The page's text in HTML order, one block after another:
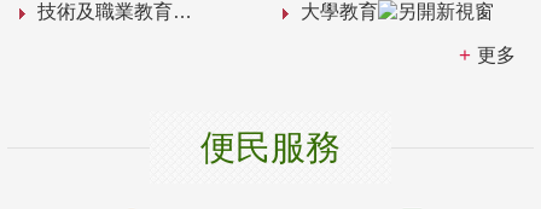
技術及職業教育 大學教育
更多
便民服務